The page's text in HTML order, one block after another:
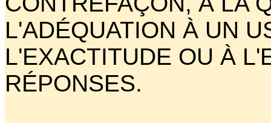
L'ADÉQUATION À UN
L'EXACTITUDE OU À
RÉPONSES.